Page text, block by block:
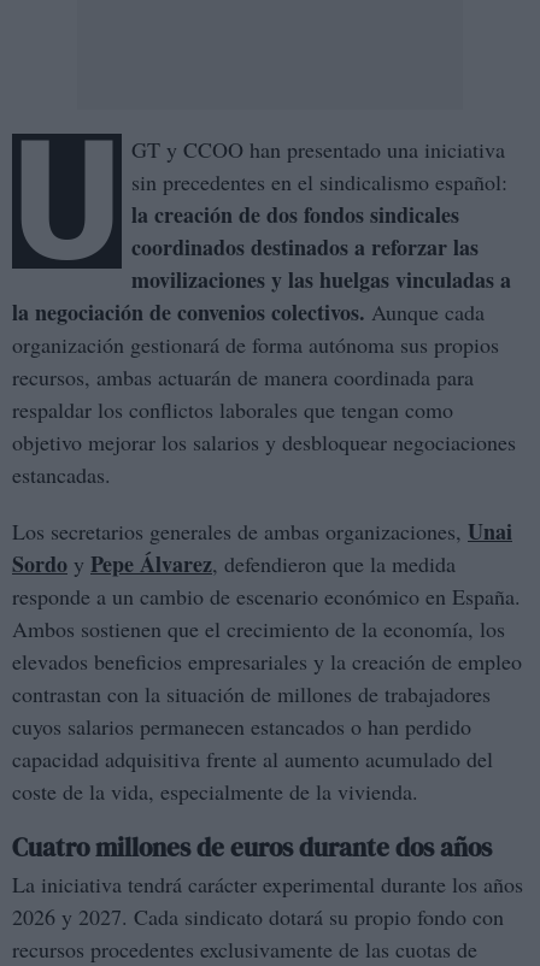
U GT y CCOO han presentado una iniciativa
sin precedentes en el sindicalismo español:
la creación de dos fondos sindicales
coordinados destinados a reforzar las
movilizaciones y las huelgas vinculadas a
la negociación de convenios colectivos. Aunque cada
organización gestionará de forma autónoma sus propios
recursos, ambas actuarán de manera coordinada para
respaldar los conflictos laborales que tengan como
objetivo mejorar los salarios y desbloquear negociaciones
estancadas.
Los secretarios generales de ambas organizaciones, Unai
Sordo y Pepe Álvarez, defendieron que la medida
responde a un cambio de escenario económico en España.
Ambos sostienen que el crecimiento de la economía, los
elevados beneficios empresariales y la creación de empleo
contrastan con la situación de millones de trabajadores
cuyos salarios permanecen estancados o han perdido
capacidad adquisitiva frente al aumento acumulado del
coste de la vida, especialmente de la vivienda.
Cuatro millones de euros durante dos años
La iniciativa tendrá carácter experimental durante los años
2026 y 2027. Cada sindicato dotará su propio fondo con
recursos procedentes exclusivamente de las cuotas de